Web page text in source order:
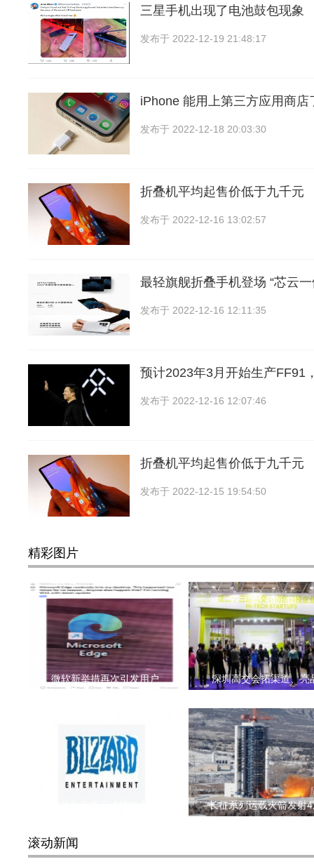
三星手机出现了电池鼓包现象
发布于 2022-12-19 21:48:17
iPhone 能用上第三方应用商店
发布于 2022-12-18 20:03:30
折叠机平均起售价低于九千元
发布于 2022-12-16 13:02:57
最轻旗舰折叠手机登场 “芯云
发布于 2022-12-16 12:11:35
预计2023年3月开始生产FF91
发布于 2022-12-16 12:07:46
折叠机平均起售价低于九千元
发布于 2022-12-15 19:54:50
精彩图片
微软新举措再次引发用户 深圳高交会拓渠道、亮
长征系列运载火箭发射
滚动新闻